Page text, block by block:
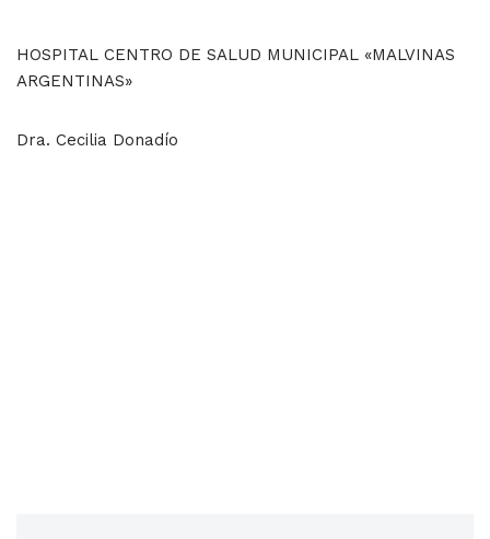
HOSPITAL CENTRO DE SALUD MUNICIPAL «MALVINAS
ARGENTINAS»
Dra. Cecilia Donadío